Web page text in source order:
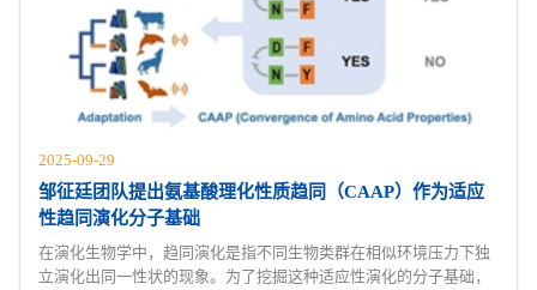
2025-09-29
邹征廷团队提出氨基酸理化性质趋同（CAAP）作为适应
性趋同演化分子基础
在演化生物学中，趋同演化是指不同生物类群在相似环境压力下独
立演化出同一性状的现象。为了挖掘这种适应性演化的分子基础，